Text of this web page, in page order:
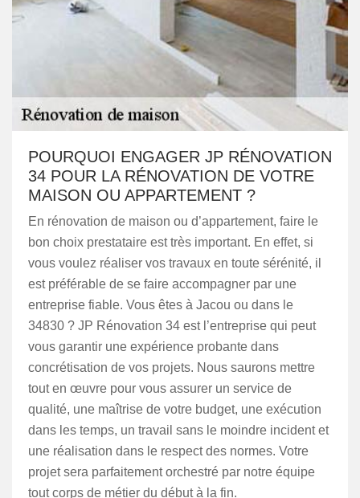
POURQUOI ENGAGER JP RÉNOVATION
34 POUR LA RÉNOVATION DE VOTRE
MAISON OU APPARTEMENT ?
En rénovation de maison ou d’appartement, faire le
bon choix prestataire est très important. En effet, si
vous voulez réaliser vos travaux en toute sérénité, il
est préférable de se faire accompagner par une
entreprise fiable. Vous êtes à Jacou ou dans le
34830 ? JP Rénovation 34 est l’entreprise qui peut
vous garantir une expérience probante dans
concrétisation de vos projets. Nous saurons mettre
tout en œuvre pour vous assurer un service de
qualité, une maîtrise de votre budget, une exécution
dans les temps, un travail sans le moindre incident et
une réalisation dans le respect des normes. Votre
projet sera parfaitement orchestré par notre équipe
tout corps de métier du début à la fin.